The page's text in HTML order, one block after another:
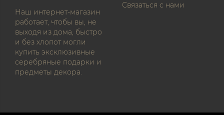
Наш интернет-магазин
работает, чтобы вы, не
выходя из дома, быстро
и без хлопот могли
купить эксклюзивные
серебряные подарки и
предметы декора.
Связаться с нами